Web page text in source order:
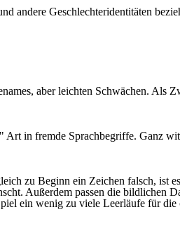
andere Geschlechteridentitäten
aber leichten Schwächen. Als
in fremde Sprachbegriffe. Ganz
zu Beginn ein Zeichen falsch, ist
Außerdem passen die bildlichen
ein wenig zu viele Leerläufe für die